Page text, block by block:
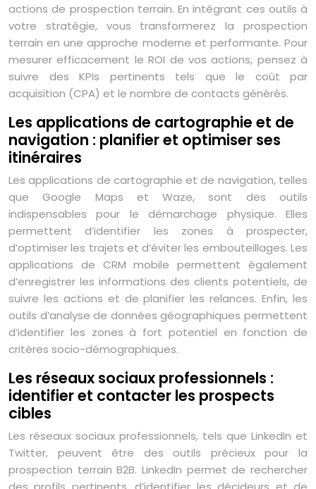
actions de prospection terrain. En intégrant ces outils à
votre stratégie, vous transformerez la prospection
terrain en une approche moderne et performante. Pour
mesurer efficacement le ROI de vos actions, pensez à
suivre des KPIs pertinents tels que le coût par
acquisition (CPA) et le nombre de contacts générés.
Les applications de cartographie et de
navigation : planifier et optimiser ses
itinéraires
Les applications de cartographie et de navigation, telles
que Google Maps et Waze, sont des outils
indispensables pour le démarchage physique. Elles
permettent d’identifier les zones à prospecter,
d’optimiser les trajets et d’éviter les embouteillages. Les
applications de CRM mobile permettent également
d’enregistrer les informations des clients potentiels, de
suivre les actions et de planifier les relances. Enfin, les
outils d’analyse de données géographiques permettent
d’identifier les zones à fort potentiel en fonction de
critères socio-démographiques.
Les réseaux sociaux professionnels :
identifier et contacter les prospects
cibles
Les réseaux sociaux professionnels, tels que LinkedIn et
Twitter, peuvent être des outils précieux pour la
prospection terrain B2B. LinkedIn permet de rechercher